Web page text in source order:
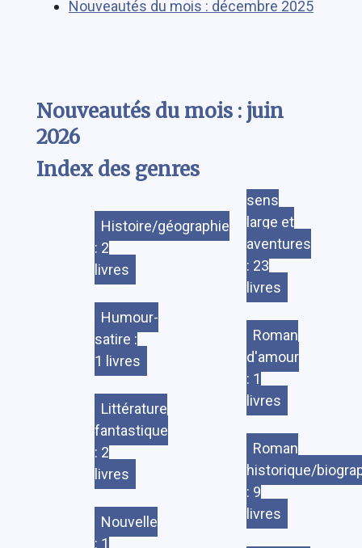
Nouveautés du mois : décembre 2025
Nouveautés du mois : juin
2026
Index des genres
Histoire/géographie
: 2
livres
Humour-
satire :
1 livres
Littérature
fantastique
: 2
livres
Nouvelle
: 1
sens
large et
aventures
: 23
livres
Roman
d'amour
: 1
livres
Roman
historique/
: 9
livres